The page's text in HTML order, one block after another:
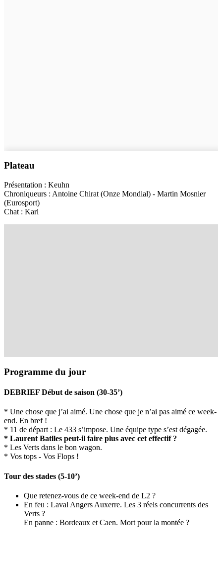
Plateau
Présentation : Keuhn
Chroniqueurs : Antoine Chirat (Onze Mondial) - Martin Mosnier
(Eurosport)
Chat : Karl
Programme du jour
DEBRIEF Début de saison (30-35’)
* Une chose que j’ai aimé. Une chose que je n’ai pas aimé ce week-
end. En bref !
* 11 de départ : Le 433 s’impose. Une équipe type s’est dégagée.
* Laurent Batlles peut-il faire plus avec cet effectif ?
* Les Verts dans le bon wagon.
* Vos tops - Vos Flops !
Tour des stades (5-10’)
Que retenez-vous de ce week-end de L2 ?
En feu : Laval Angers Auxerre. Les 3 réels concurrents des
Verts ?
En panne : Bordeaux et Caen. Mort pour la montée ?